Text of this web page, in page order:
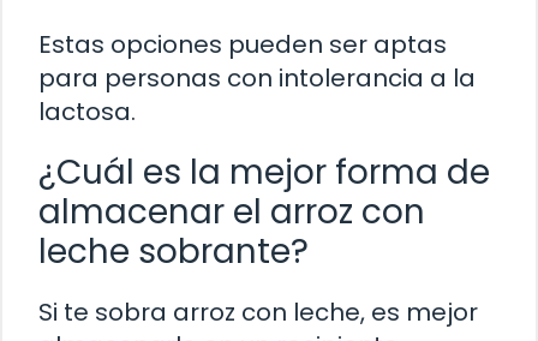
Estas opciones pueden ser aptas
para personas con intolerancia a la
lactosa.
¿Cuál es la mejor forma de
almacenar el arroz con
leche sobrante?
Si te sobra arroz con leche, es mejor